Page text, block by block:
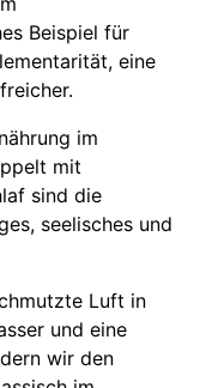
Beispiel für
eine
im
mit
sind die
seelisches und
Luft in
und eine
wir den